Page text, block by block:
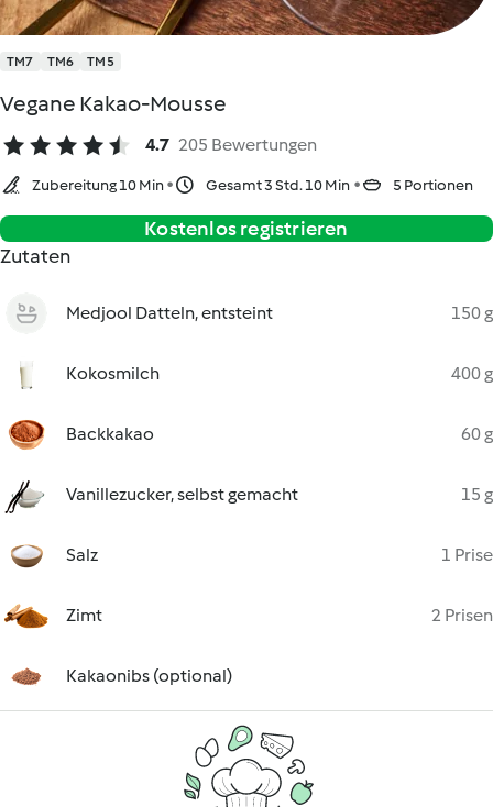
TM7 TM6 TM5
Vegane Kakao-Mousse
4.7 205 Bewertungen
Zubereitung 10 Min Gesamt 3 Std. 10 Min 5 Portionen
Kostenlos registrieren
Zutaten
Medjool Datteln, entsteint 150 g
Kokosmilch 400 g
Backkakao 60 g
Vanillezucker, selbst gemacht 15 g
Salz 1 Prise
Zimt 2 Prisen
Kakaonibs (optional)